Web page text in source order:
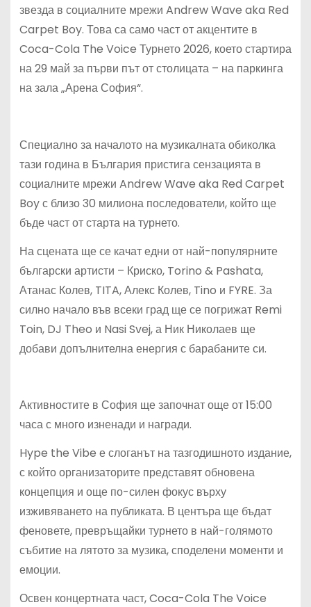
звезда в социалните мрежи Andrew Wave aka Red
Carpet Boy. Това са само част от акцентите в
Coca-Cola The Voice Турнето 2026, което стартира
на 29 май за първи път от столицата – на паркинга
на зала „Арена София“.
Специално за началото на музикалната обиколка
тази година в България пристига сензацията в
социалните мрежи Andrew Wave aka Red Carpet
Boy с близо 30 милиона последователи, който ще
бъде част от старта на турнето.
На сцената ще се качат едни от най-популярните
български артисти – Криско, Torino & Pashata,
Атанас Колев, TITA, Алекс Колев, Tino и FYRE. За
силно начало във всеки град ще се погрижат Remi
Toin, DJ Theo и Nasi Svej, а Ник Николаев ще
добави допълнителна енергия с барабаните си.
Активностите в София ще започнат още от 15:00
часа с много изненади и награди.
Hype the Vibe е слоганът на тазгодишното издание,
с който организаторите представят обновена
концепция и още по-силен фокус върху
изживяването на публиката. В центъра ще бъдат
феновете, превръщайки турнето в най-голямото
събитие на лятото за музика, споделени моменти и
емоции.
Освен концертната част, Coca-Cola The Voice